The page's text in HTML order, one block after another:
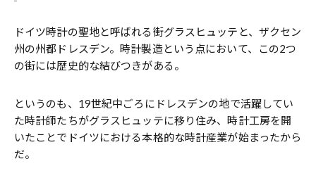
ドイツ時計の聖地と呼ばれる街グラスヒュッテと、ザクセン
州の州都ドレスデン。時計製造という点において、この2つ
の街には歴史的な結びつきがある。
というのも、19世紀中ごろにドレスデンの地で活躍してい
た時計師たちがグラスヒュッテに移り住み、時計工房を開
いたことでドイツにおける本格的な時計産業が始まったから
だ。